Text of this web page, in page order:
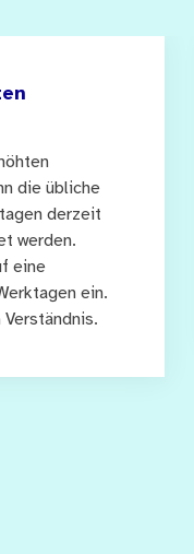
die übliche
derzeit
werden.
eine
ein.